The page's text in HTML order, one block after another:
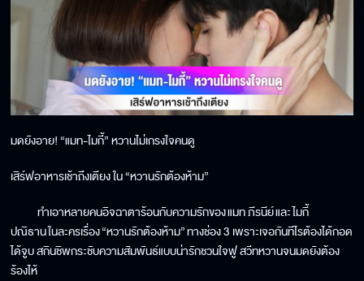
มดยังอาย! “แมท-ไมกี้” หวานไม่เกรงใจคนดู
เสิร์ฟอาหารเช้าถึงเตียง ใน “หวานรักต้องห้าม”
ทำเอาหลายคนอิจฉาตาร้อนกับความรักของ แมท ภีรนีย์ และ ไมกี้
ปณิธาน ในละครเรื่อง “หวานรักต้องห้าม” ทางช่อง 3 เพราะเจอกันทีไรต้องได้กอด
ได้จูบ สกินชิพกระชับความสัมพันธ์แบบน่ารักชวนใจฟู สวีทหวานจนมดยังต้อง
ร้องไห้